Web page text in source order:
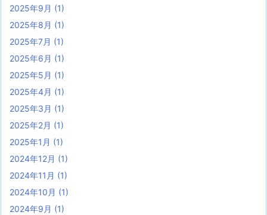
2025年9月 (1)
2025年8月 (1)
2025年7月 (1)
2025年6月 (1)
2025年5月 (1)
2025年4月 (1)
2025年3月 (1)
2025年2月 (1)
2025年1月 (1)
2024年12月 (1)
2024年11月 (1)
2024年10月 (1)
2024年9月 (1)